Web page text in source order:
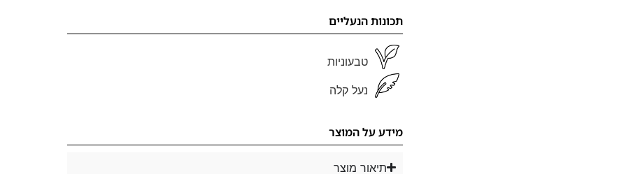
תכונות הנעליים
טבעוניות
נעל קלה
מידע על המוצר
תיאור מוצר